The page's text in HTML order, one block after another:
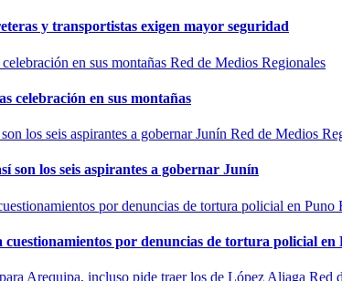
y transportistas exigen mayor seguridad
Red de Medios Regionales
celebración en sus montañas
Red de Medios
son los seis aspirantes a gobernar Junín
por denuncias de tortura policial en
Red